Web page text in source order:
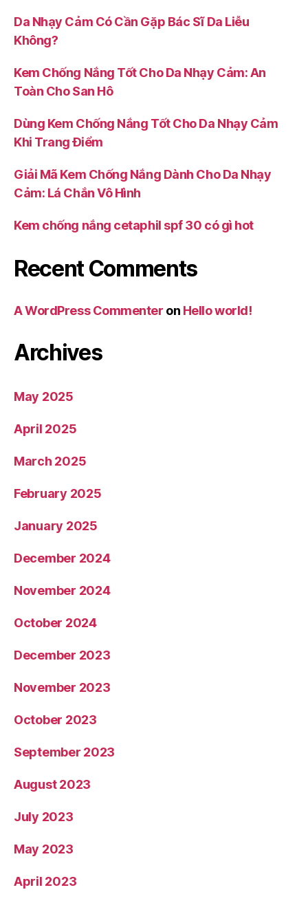
Da Nhạy Cảm Có Cần Gặp Bác Sĩ Da Liễu
Không?
Kem Chống Nắng Tốt Cho Da Nhạy Cảm: An
Toàn Cho San Hô
Dùng Kem Chống Nắng Tốt Cho Da Nhạy Cảm
Khi Trang Điểm
Giải Mã Kem Chống Nắng Dành Cho Da Nhạy
Cảm: Lá Chắn Vô Hình
Kem chống nắng cetaphil spf 30 có gì hot
Recent Comments
A WordPress Commenter on Hello world!
Archives
May 2025
April 2025
March 2025
February 2025
January 2025
December 2024
November 2024
October 2024
December 2023
November 2023
October 2023
September 2023
August 2023
July 2023
May 2023
April 2023